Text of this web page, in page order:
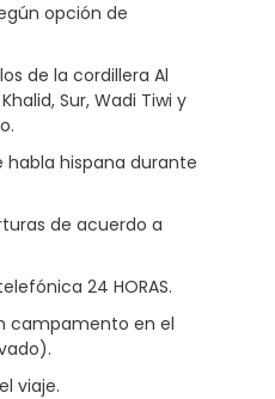
opción de
de la cordillera Al
Sur, Wadi Tiwi y
hispana durante
de acuerdo a
24 HORAS.
campamento en el
viaje.